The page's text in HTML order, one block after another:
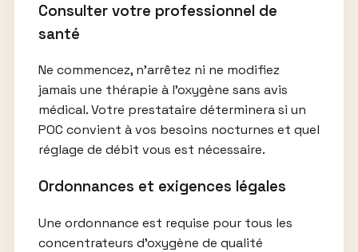
Consulter votre professionnel de
santé
Ne commencez, n’arrêtez ni ne modifiez
jamais une thérapie à l’oxygène sans avis
médical. Votre prestataire déterminera si un
POC convient à vos besoins nocturnes et quel
réglage de débit vous est nécessaire.
Ordonnances et exigences légales
Une ordonnance est requise pour tous les
concentrateurs d’oxygène de qualité